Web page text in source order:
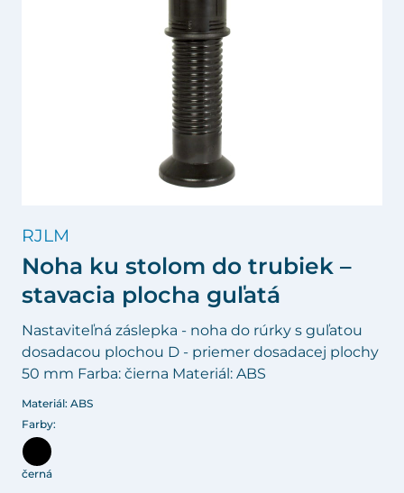
RJLM
Noha ku stolom do trubiek –
stavacia plocha guľatá
Nastaviteľná záslepka - noha do rúrky s guľatou
dosadacou plochou D - priemer dosadacej plochy
50 mm Farba: čierna Materiál: ABS
Materiál: ABS
Farby:
černá